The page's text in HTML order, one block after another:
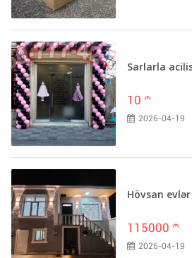
Sarlarla
10 m
2026-04-19
Hövsan evlər
115000 m
2026-04-19